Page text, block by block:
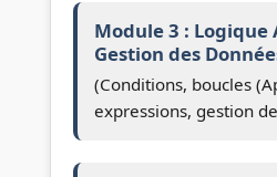
Module 3 : Logique
Gestion des
(Conditions, boucles
expressions, gestion